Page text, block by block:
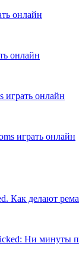
онлайн
онлайн
играть онлайн
играть онлайн
Как делают
Ни минуты